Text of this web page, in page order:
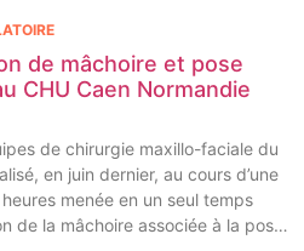
de mâchoire et pose
CHU Caen Normandie
de chirurgie maxillo-faciale du
en juin dernier, au cours d’une
menée en un seul temps
de la mâchoire associée à la pose